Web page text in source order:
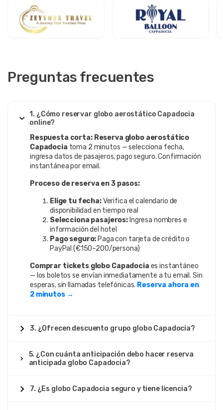
Preguntas frecuentes
1. ¿Cómo reservar globo aerostático Capadocia
online?
Respuesta corta: Reserva globo aerostático
Capadocia toma 2 minutos — selecciona fecha,
ingresa datos de pasajeros, pago seguro. Confirmación
instantánea por email.
Proceso de reserva en 3 pasos:
Elige tu fecha:Verifica el calendario de
disponibilidad en tiempo real
Selecciona pasajeros: Ingresa nombres e
información del hotel
Pago seguro: Paga con tarjeta de crédito o
PayPal (€150–200/persona)
Comprar tickets globo Capadocia es instantáneo
— los boletos se envían inmediatamente a tu email. Sin
esperas, sin llamadas telefónicas. Reserva ahora en
2 minutos →
3. ¿Ofrecen descuento grupo globo Capadocia?
5. ¿Con cuánta anticipación debo hacer reserva
anticipada globo Capadocia?
7. ¿Es globo Capadocia seguro y tiene licencia?